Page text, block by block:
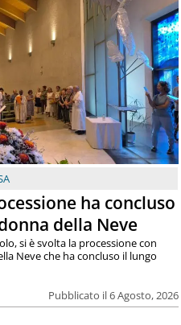
ha concluso
della Neve
Pubblicato il 6 Agosto, 2026
si è svolta la processione con
Neve che ha concluso il lungo